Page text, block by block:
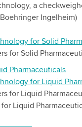
a
Ingelheim)
for Solid
for Solid
Pharmaceuticals
for Liquid
for Liquid
Liquid